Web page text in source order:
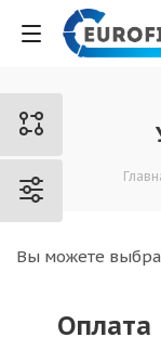
Вы можете